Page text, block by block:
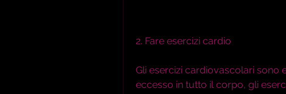
2. Fare esercizi cardio
Gli esercizi cardiovascolari sono
eccesso in tutto il corpo, gli